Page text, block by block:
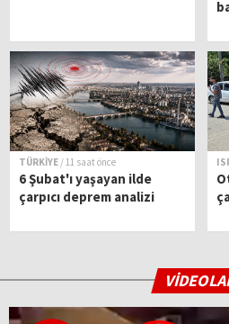
TÜRKİYE / 11 saat önce
6 Şubat'ı yaşayan ilde
çarpıcı deprem analizi